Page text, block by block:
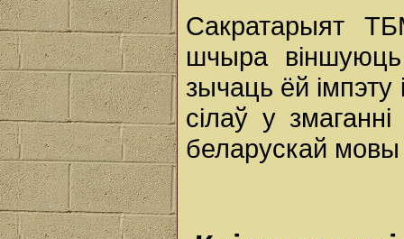
Сакратарыят
шчыра
зычаць ёй
сілаў у
беларускай мовы